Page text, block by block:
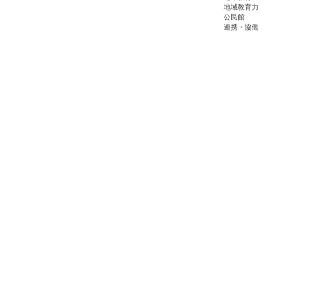
地域教育力
公民館
連携・協働